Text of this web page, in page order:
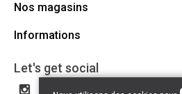
Nos magasins
Cycles Arnold Kontz Gare / Bonnevoie
+352 40 96 74 214 / +352 40 96 74 215
Informations
Conditions générales
Avertissement
Let's get social